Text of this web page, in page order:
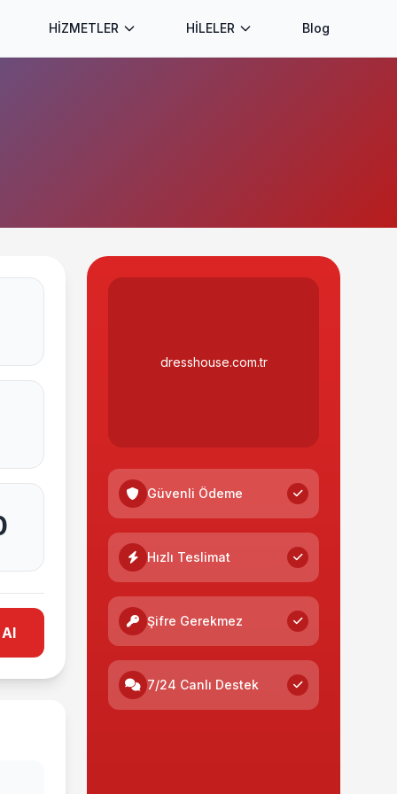
HİZMETLER HİLELER Blog
Al
dresshouse.com.tr
Güvenli Ödeme
Hızlı Teslimat
Şifre Gerekmez
7/24 Canlı Destek